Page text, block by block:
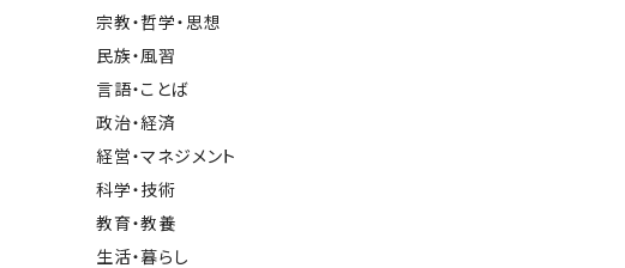
宗教・哲学・思想
民族・風習
言語・ことば
政治・経済
経営・マネジメント
科学・技術
教育・教養
生活・暮らし